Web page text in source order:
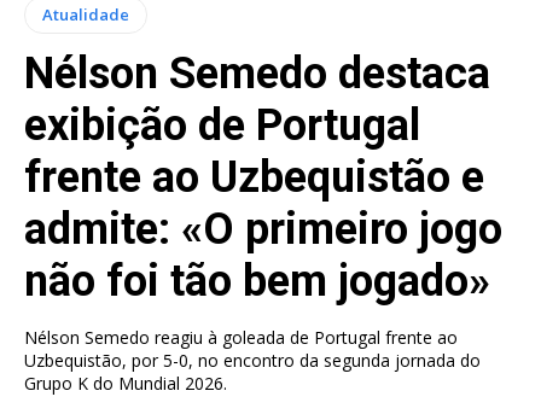
Atualidade
Nélson Semedo destaca
exibição de Portugal
frente ao Uzbequistão e
admite: «O primeiro jogo
não foi tão bem jogado»
Nélson Semedo reagiu à goleada de Portugal frente ao
Uzbequistão, por 5-0, no encontro da segunda jornada do
Grupo K do Mundial 2026.